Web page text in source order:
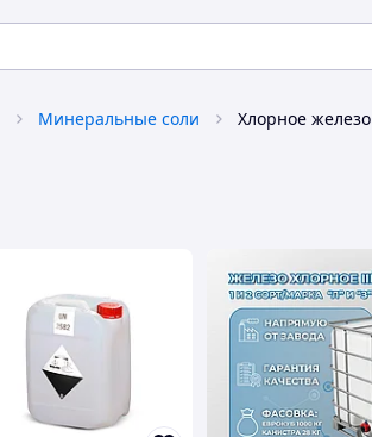
Минеральные соли Хлорное железо